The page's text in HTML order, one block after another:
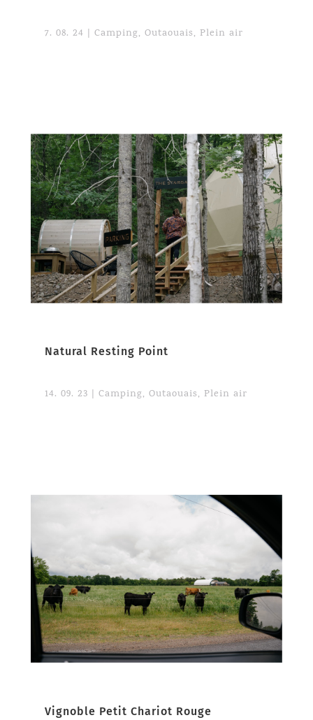
7. 08. 24 | Camping, Outaouais, Plein air
Natural Resting Point
14. 09. 23 | Camping, Outaouais, Plein air
Vignoble Petit Chariot Rouge